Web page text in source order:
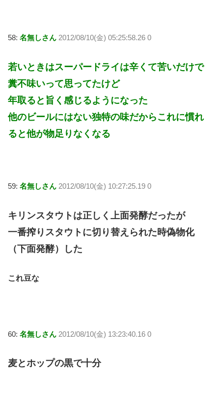
58: 名無しさん 2012/08/10(金) 05:25:58.26 0
若いときはスーパードライは辛くて苦いだけで
糞不味いって思ってたけど
年取ると旨く感じるようになった
他のビールにはない独特の味だからこれに慣れ
ると他が物足りなくなる
59: 名無しさん 2012/08/10(金) 10:27:25.19 0
キリンスタウトは正しく上面発酵だったが
一番搾りスタウトに切り替えられた時偽物化
（下面発酵）した
これ豆な
60: 名無しさん 2012/08/10(金) 13:23:40.16 0
麦とホップの黒で十分